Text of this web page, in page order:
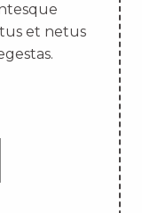
et netus